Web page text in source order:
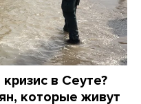
в Сеуте?
которые живут